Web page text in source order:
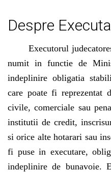
Informatii generale
Consultanta gratuita
Buletin Insolventa
Despre
Executorul
numit in functie de
indeplinire obligatia
care poate fi reprezentat
civile, comerciale sau
institutii de credit,
si orice alte hotarari sau
fi puse in executare,
indeplinire de bunavoie.